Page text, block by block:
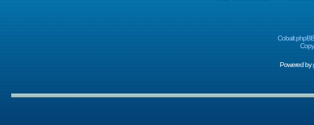
Cobalt
Powered by